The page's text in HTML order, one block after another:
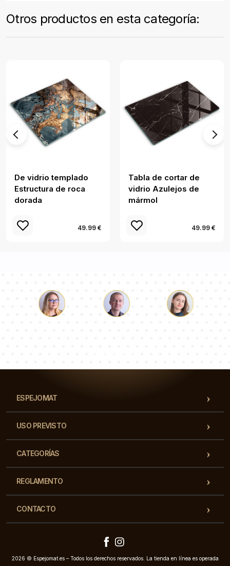
Otros productos en esta categoría:
De vidrio templado
Estructura de roca
dorada
49.99 €
Tabla de cortar de
vidrio Azulejos de
mármol
49.99 €
ESPEJOMAT
USO PREVISTO
CATEGORÍAS
REGLAMENTO
CONTACTO
2026 © Espejomat.es – Todos los derechos reservados. La tienda en línea es operada